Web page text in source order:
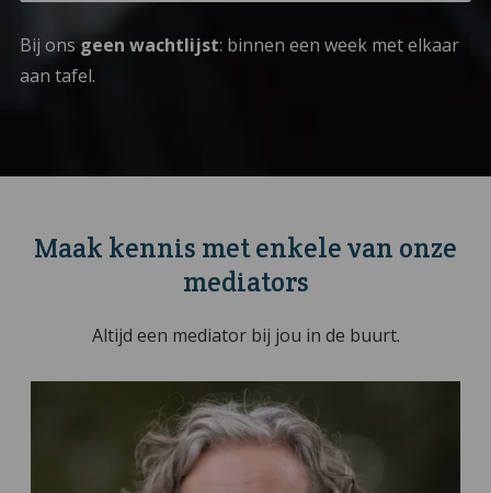
Bij ons geen wachtlijst: binnen een week met elkaar
aan tafel.
Maak kennis met enkele van onze
mediators
Altijd een mediator bij jou in de buurt.